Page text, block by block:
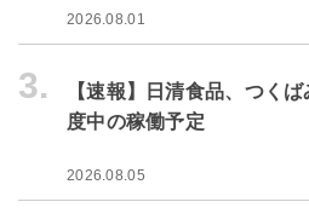
2026.08.01
3.
【速報】日清食品、つく
度中の稼働予定
2026.08.05